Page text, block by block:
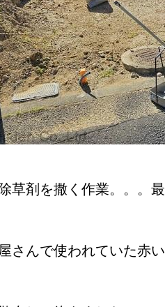
草剤を撒く作業。。。
さんで使われていた赤